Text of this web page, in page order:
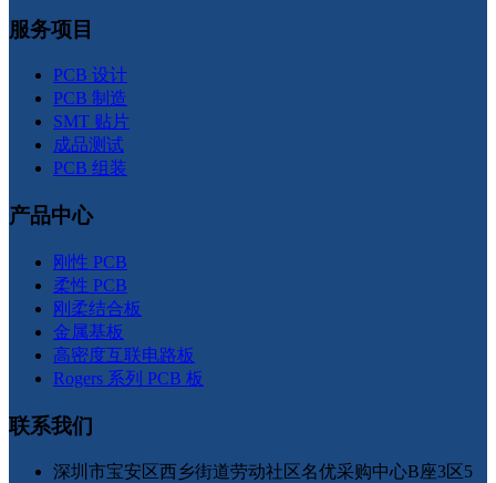
服务项目
PCB 设计
PCB 制造
SMT 贴片
成品测试
PCB 组装
产品中心
刚性 PCB
柔性 PCB
刚柔结合板
金属基板
高密度互联电路板
Rogers 系列 PCB 板
联系我们
深圳市宝安区西乡街道劳动社区名优采购中心B座3区5